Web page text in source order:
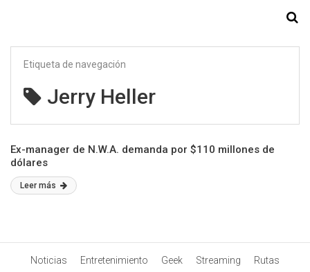
Etiqueta de navegación
Jerry Heller
Ex-manager de N.W.A. demanda por $110 millones de
dólares
Leer más
Noticias Entretenimiento Geek Streaming
Rutas